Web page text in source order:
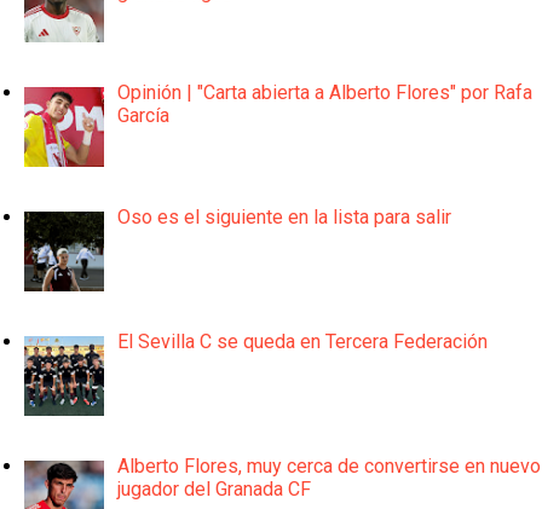
Opinión | "Carta abierta a Alberto Flores" por Rafa
García
Oso es el siguiente en la lista para salir
El Sevilla C se queda en Tercera Federación
Alberto Flores, muy cerca de convertirse en nuevo
jugador del Granada CF